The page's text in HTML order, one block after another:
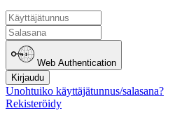
Web Authentication
Kirjaudu
Unohtuiko käyttäjätunnus/salasana?
Rekisteröidy